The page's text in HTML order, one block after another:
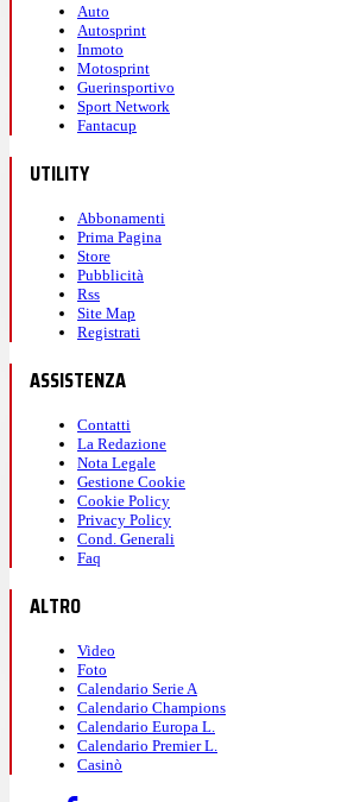
Auto
Autosprint
Inmoto
Motosprint
Guerinsportivo
Sport Network
Fantacup
UTILITY
Abbonamenti
Prima Pagina
Store
Pubblicità
Rss
Site Map
Registrati
ASSISTENZA
Contatti
La Redazione
Nota Legale
Gestione Cookie
Cookie Policy
Privacy Policy
Cond. Generali
Faq
ALTRO
Video
Foto
Calendario Serie A
Calendario Champions
Calendario Europa L.
Calendario Premier L.
Casinò